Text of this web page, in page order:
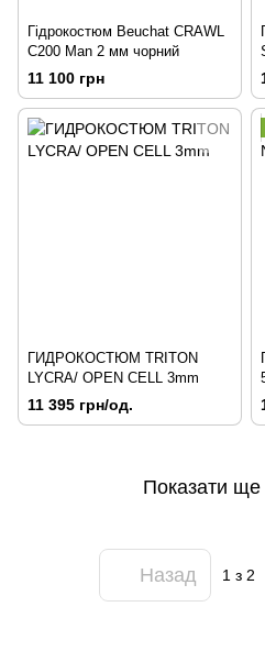
Гідрокостюм Beuchat CRAWL
C200 Man 2 мм чорний
11 100 грн
ГИДРОКОСТЮМ TRITON
LYCRA/ OPEN CELL 3mm
11 395 грн/од.
Показати ще
Назад 1з 2